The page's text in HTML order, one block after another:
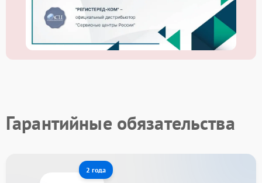
Гарантийные обязательства
2 года